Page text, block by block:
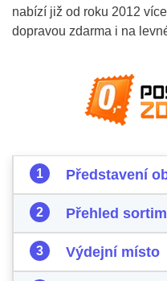
nabízí již od roku 2012
dopravou zdarma i na
Představení
Přehled
Výdejní místo